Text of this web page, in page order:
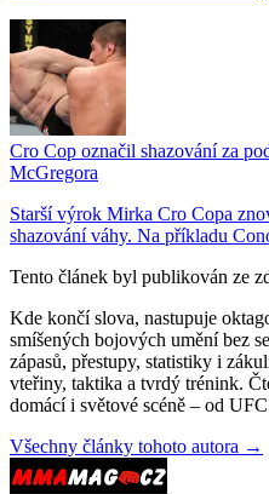
Cro Cop označil shazování za
McGregora
Starší výrok Mirka Cro Copa
shazování váhy. Na příkladu
Tento článek byl publikován ze
Kde končí slova, nastupuje
smíšených bojových umění bez
zápasů, přestupy, statistiky i
vteřiny, taktika a tvrdý trénink.
domácí i světové scéně – od
Všechny články tohoto autora →